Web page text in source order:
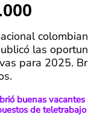
las
para 2025.
buenas
de teletrabajo